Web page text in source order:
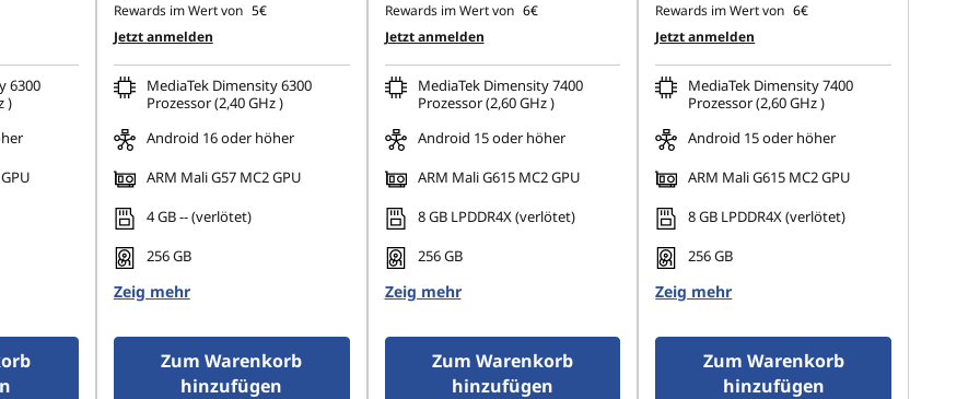
6300
)
Rewards im Wert von 5€
Jetzt anmelden
MediaTek Dimensity 6300
Prozessor (2,40 GHz )
Android 16 oder höher
ARM Mali G57 MC2 GPU
4 GB -- (verlötet)
256 GB
Zeig mehr
Zum Warenkorb
hinzufügen
Rewards im Wert von 6€
Jetzt anmelden
MediaTek Dimensity 7400
Prozessor (2,60 GHz )
Android 15 oder höher
ARM Mali G615 MC2 GPU
8 GB LPDDR4X (verlötet)
256 GB
Zeig mehr
Zum Warenkorb
hinzufügen
Rewards im Wert von 6€
Jetzt anmelden
MediaTek Dimensity 7400
Prozessor (2,60 GHz )
Android 15 oder höher
ARM Mali G615 MC2 GPU
8 GB LPDDR4X (verlötet)
256 GB
Zeig mehr
Zum Warenkorb
hinzufügen